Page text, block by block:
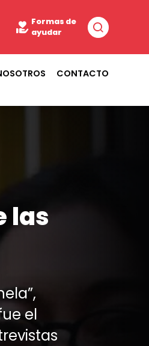
Formas de
ayudar
CONTACTO
las
el